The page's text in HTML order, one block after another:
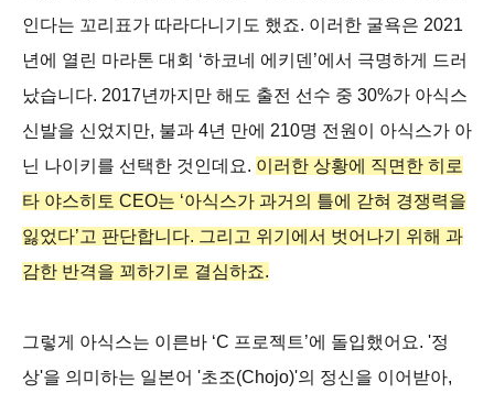
인다는 꼬리표가 따라다니기도 했죠. 이러한 굴욕은 2021
년에 열린 마라톤 대회 ‘하코네 에키덴’에서 극명하게 드러
났습니다. 2017년까지만 해도 출전 선수 중 30%가 아식스
신발을 신었지만, 불과 4년 만에 210명 전원이 아식스가 아
닌 나이키를 선택한 것인데요. 이러한 상황에 직면한 히로
타 야스히토 CEO는 ‘아식스가 과거의 틀에 갇혀 경쟁력을
잃었다’고 판단합니다. 그리고 위기에서 벗어나기 위해 과
감한 반격을 꾀하기로 결심하죠.
그렇게 아식스는 이른바 ‘C 프로젝트’에 돌입했어요. '정
상'을 의미하는 일본어 '초조(Chojo)'의 정신을 이어받아,